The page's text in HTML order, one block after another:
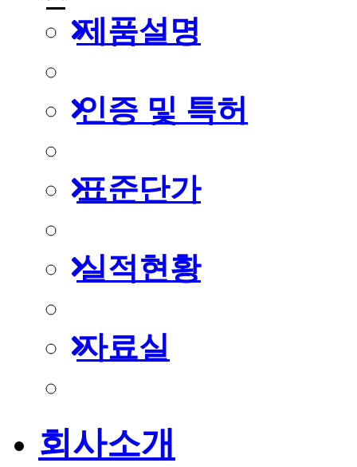
제품설명
인증 및 특허
표준단가
실적현황
자료실
회사소개